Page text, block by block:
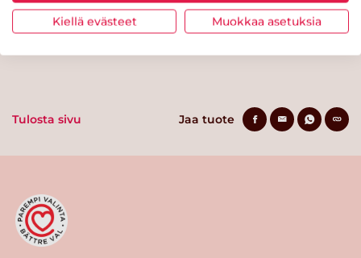
Tulosta sivu Jaa tuote
Kiellä evästeet Muokkaa asetuksia